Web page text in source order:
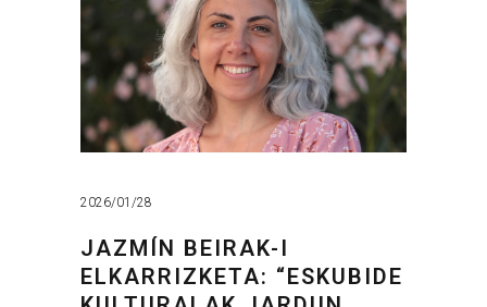
2026/01/28
JAZMÍN BEIRAK-I
ELKARRIZKETA: “ESKUBIDE